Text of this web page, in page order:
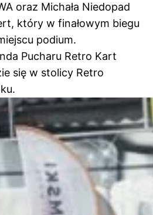
oraz Michała Niedopad
który w finałowym biegu
podium.
Pucharu Retro Kart
się w stolicy Retro